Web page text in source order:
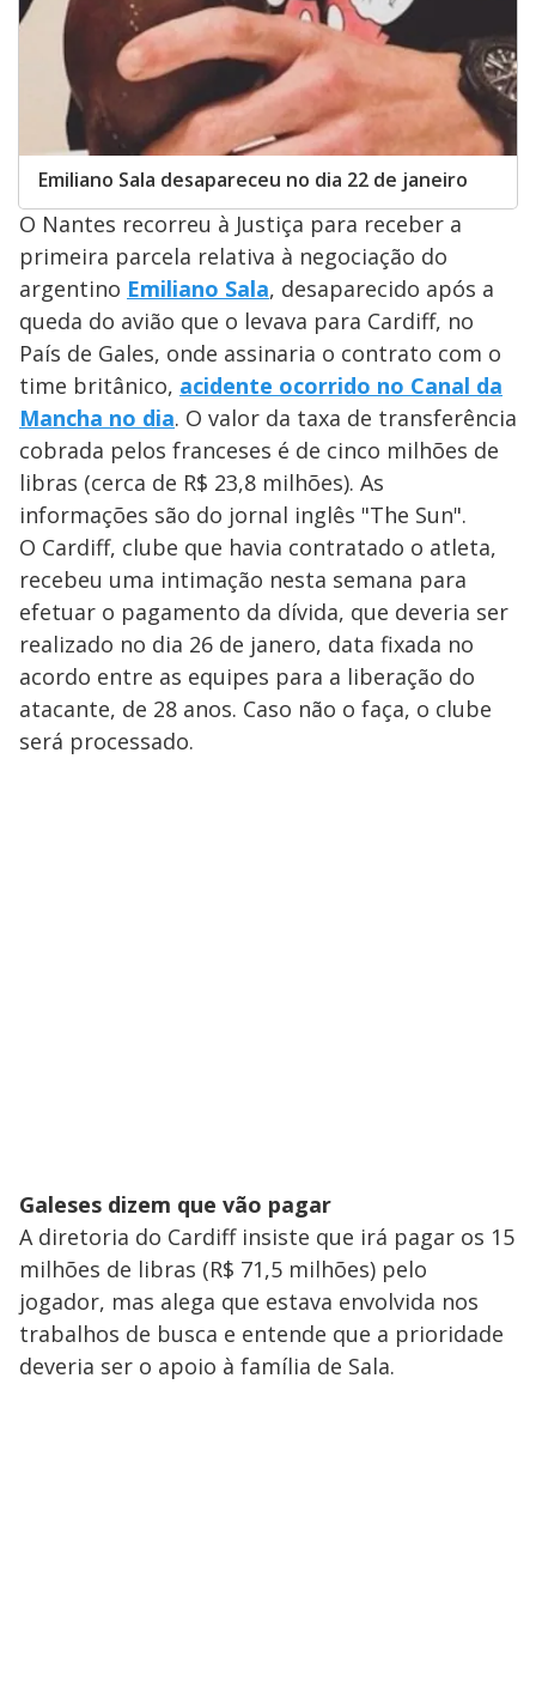
Emiliano Sala desapareceu no dia 22 de janeiro
O Nantes recorreu à Justiça para receber a
primeira parcela relativa à negociação do
argentino Emiliano Sala, desaparecido após a
queda do avião que o levava para Cardiff, no
País de Gales, onde assinaria o contrato com o
time britânico, acidente ocorrido no Canal da
Mancha no dia. O valor da taxa de transferência
cobrada pelos franceses é de cinco milhões de
libras (cerca de R$ 23,8 milhões). As
informações são do jornal inglês "The Sun".
O Cardiff, clube que havia contratado o atleta,
recebeu uma intimação nesta semana para
efetuar o pagamento da dívida, que deveria ser
realizado no dia 26 de janero, data fixada no
acordo entre as equipes para a liberação do
atacante, de 28 anos. Caso não o faça, o clube
será processado.
Galeses dizem que vão pagar
A diretoria do Cardiff insiste que irá pagar os 15
milhões de libras (R$ 71,5 milhões) pelo
jogador, mas alega que estava envolvida nos
trabalhos de busca e entende que a prioridade
deveria ser o apoio à família de Sala.